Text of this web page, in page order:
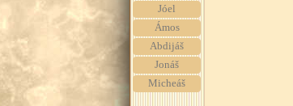
Jóel
Ámos
Abdijáš
Jonáš
Micheáš